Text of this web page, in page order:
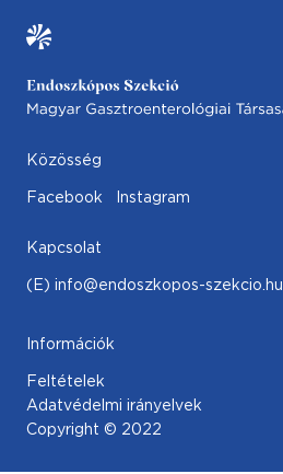
Közösség
Facebook Instagram
Kapcsolat
(E) info@endoszkopos-szekcio.hu
Információk
Feltételek
Adatvédelmi irányelvek
Copyright © 2022